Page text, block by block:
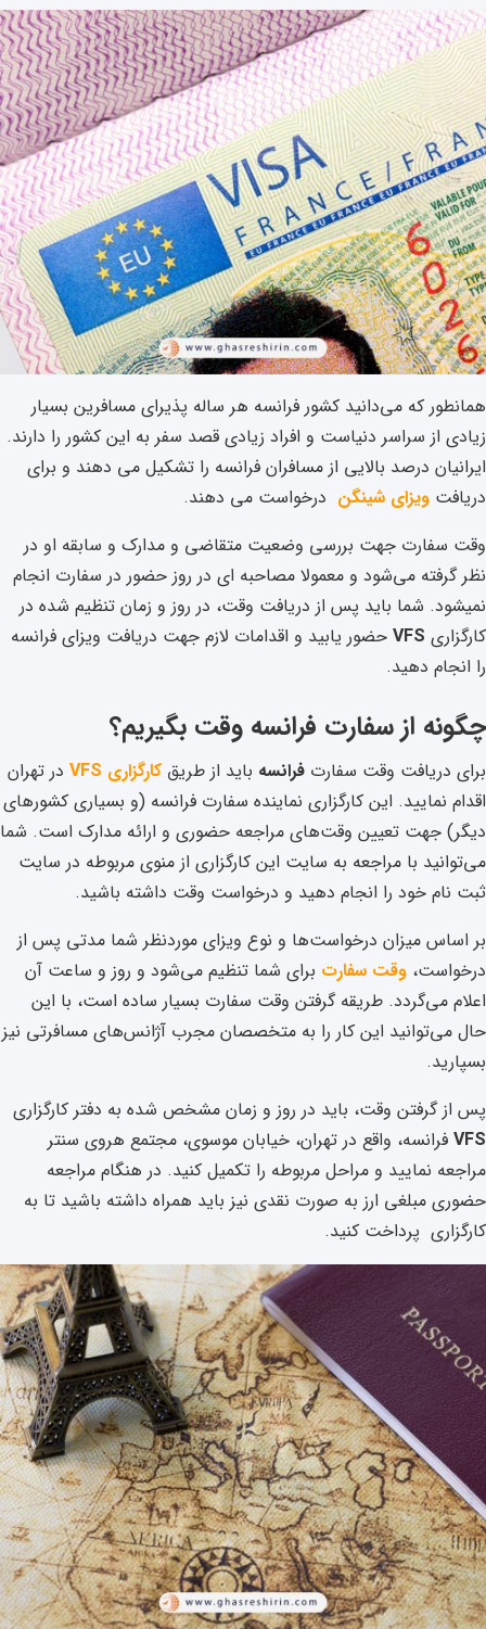
همانطور که می‌دانید کشور فرانسه هر ساله پذیرای مسافرین بسیار
زیادی از سراسر دنیاست و افراد زیادی قصد سفر به این کشور را دارند.
ایرانیان درصد بالایی از مسافران فرانسه را تشکیل می دهند و برای
دریافت ویزای شینگن درخواست می دهند.
وقت سفارت جهت بررسی وضعیت متقاضی و مدارک و سابقه او در
نظر گرفته می‌شود و معمولا مصاحبه ای در روز حضور در سفارت انجام
نمیشود. شما باید پس از دریافت وقت، در روز و زمان تنظیم شده در
کارگزاری VFS حضور یابید و اقدامات لازم جهت دریافت ویزای فرانسه
را انجام دهید.
چگونه از سفارت فرانسه وقت بگیریم؟
برای دریافت وقت سفارت فرانسه باید از طریق کارگزاری VFS
در تهران
اقدام نمایید. این کارگزاری نماینده سفارت فرانسه (و بسیاری کشور‌های
دیگر) جهت تعیین وقت‌های مراجعه حضوری و ارائه مدارک است. شما
می‌توانید با مراجعه به سایت این کارگزاری از منوی مربوطه در سایت
ثبت نام خود را انجام دهید و درخواست وقت داشته باشید.
بر اساس میزان درخواست‌ها و نوع ویزای موردنظر شما مدتی پس از
درخواست، وقت سفارت برای شما تنظیم می‌شود و روز و ساعت آن
اعلام می‌گردد. طریقه گرفتن وقت سفارت بسیار ساده است، با این
حال می‌توانید این کار را به متخصصان مجرب آژانس‌های مسافرتی نیز
بسپارید.
پس از گرفتن وقت، باید در روز و زمان مشخص شده به دفتر کارگزاری
VFS فرانسه، واقع در تهران، خیابان موسوی، مجتمع هروی سنتر
مراجعه نمایید و مراحل مربوطه را تکمیل کنید. در هنگام مراجعه
حضوری مبلغی ارز به صورت نقدی نیز باید همراه داشته باشید تا به
کارگزاری پرداخت کنید.